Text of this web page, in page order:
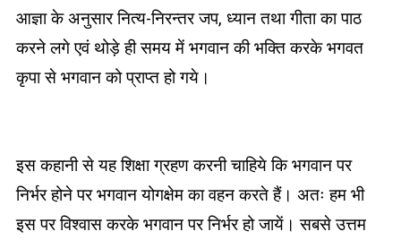
आज्ञा के अनुसार नित्य-निरन्तर जप, ध्यान तथा गीता का पाठ
करने लगे एवं थोड़े ही समय में भगवान की भक्ति करके भगवत
कृपा से भगवान को प्राप्त हो गये।
इस कहानी से यह शिक्षा ग्रहण करनी चाहिये कि भगवान पर
निर्भर होने पर भगवान योगक्षेम का वहन करते हैं। अतः हम भी
इस पर विश्वास करके भगवान पर निर्भर हो जायें। सबसे उत्तम